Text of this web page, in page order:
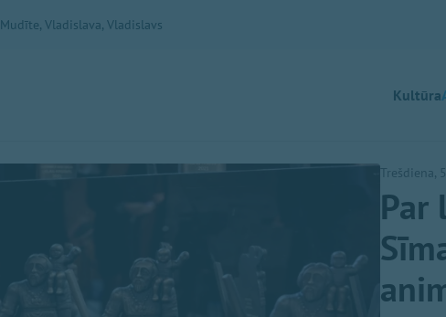
Mudīte, Vladislava, Vladislavs
Kultūra
Trešdiena,
Par